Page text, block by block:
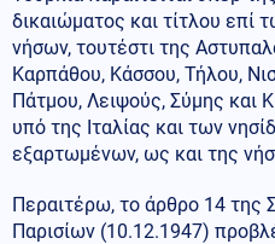
δικαιώματος και τίτλου
νήσων, τουτέστι της
Καρπάθου, Κάσσου, Τήλου,
Πάτμου, Λειψούς, Σύμης και
υπό της Ιταλίας και των
εξαρτωμένων, ως και της
Περαιτέρω, το άρθρο 14 της
Παρισίων (10.12.1947)